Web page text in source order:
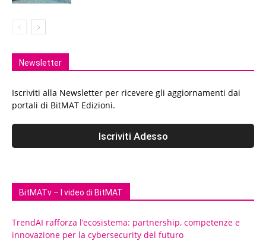
Newsletter
Iscriviti alla Newsletter per ricevere gli aggiornamenti dai
portali di BitMAT Edizioni.
BitMATv – I video di BitMAT
TrendAI rafforza l’ecosistema: partnership, competenze e
innovazione per la cybersecurity del futuro